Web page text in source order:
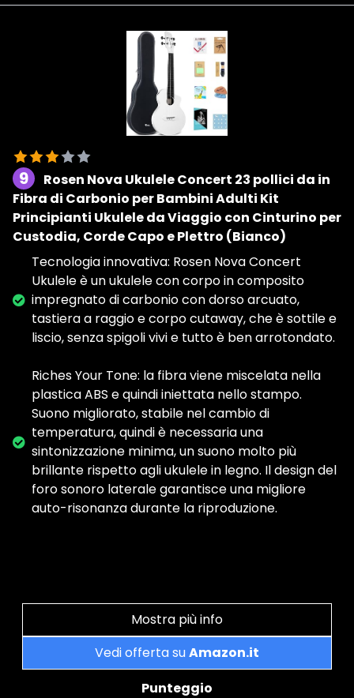
9
Rosen Nova Ukulele Concert 23 pollici da in
Fibra di Carbonio per Bambini Adulti Kit
Principianti Ukulele da Viaggio con Cinturino per
Custodia, Corde Capo e Plettro (Bianco)
Tecnologia innovativa: Rosen Nova Concert
Ukulele è un ukulele con corpo in composito
impregnato di carbonio con dorso arcuato,
tastiera a raggio e corpo cutaway, che è sottile e
liscio, senza spigoli vivi e tutto è ben arrotondato.
Riches Your Tone: la fibra viene miscelata nella
plastica ABS e quindi iniettata nello stampo.
Suono migliorato, stabile nel cambio di
temperatura, quindi è necessaria una
sintonizzazione minima, un suono molto più
brillante rispetto agli ukulele in legno. Il design del
foro sonoro laterale garantisce una migliore
auto-risonanza durante la riproduzione.
Mostra più info
Vedi offerta suAmazon.it
Punteggio